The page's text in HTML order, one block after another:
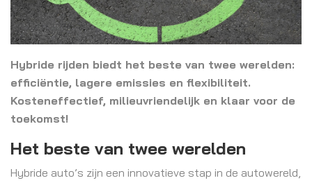
Hybride rijden biedt het beste van twee werelden:
efficiëntie, lagere emissies en flexibiliteit.
Kosteneffectief, milieuvriendelijk en klaar voor de
toekomst!
Het beste van twee werelden
Hybride auto’s zijn een innovatieve stap in de autowereld,